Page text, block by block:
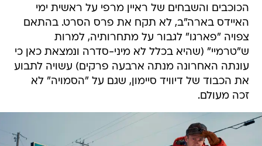
הכוכבים והשבחים של ראיין מרפי על ראשית ימי
האיידס בארה"ב, לא תקח את פרס הסרט. בהתאם
צפויה "פארגו" לגבור על מתחרותיה, למרות
ש"טרמיי" (שהיא בכלל לא מיני-סדרה ונמצאת כאן כי
עונתה האחרונה מנתה ארבעה פרקים) עשויה לתבוע
את הכבוד של דיוויד סיימון, שגם על "הסמויה" לא
זכה מעולם.